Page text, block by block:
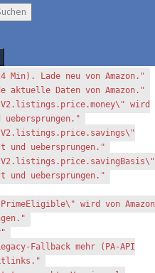
Min). Lade neu von Amazon."
aktuelle Daten von Amazon."
wird
und uebersprungen."
und uebersprungen."
wird von Amazon
Fallback mehr (PA-API